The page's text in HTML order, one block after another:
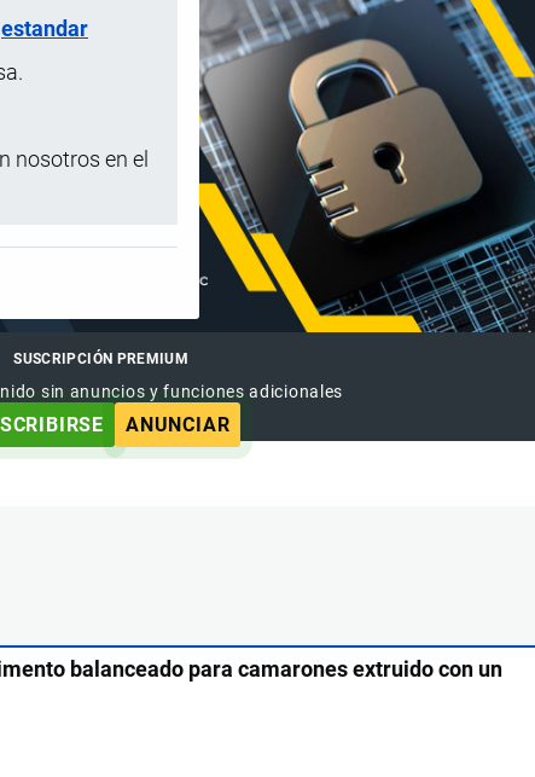
estandar
nosotros en el
SUSCRIPCIÓN PREMIUM
sin anuncios y funciones adicionales
ANUNCIAR
balanceado para camarones extruido con un